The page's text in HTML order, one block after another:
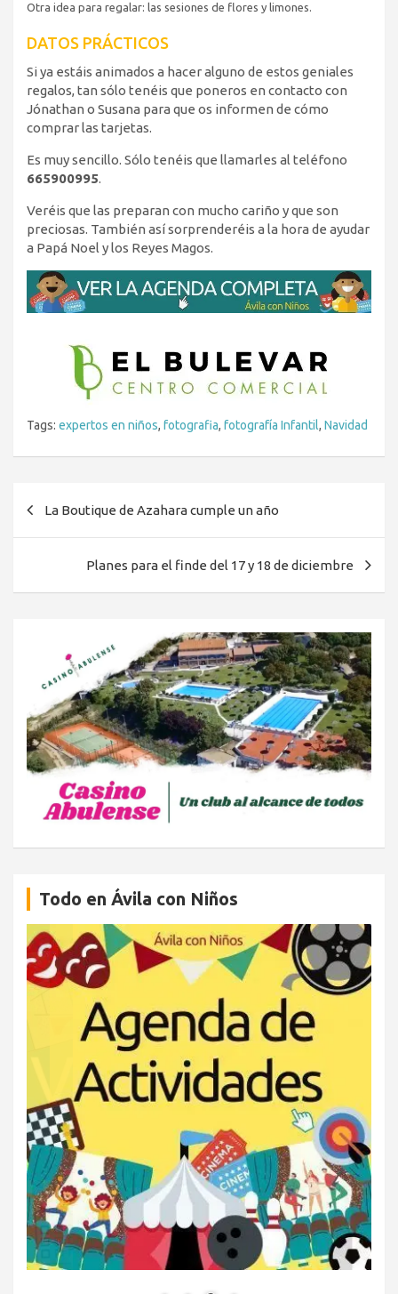
Otra idea para regalar: las sesiones de flores y limones.
DATOS PRÁCTICOS
Si ya estáis animados a hacer alguno de estos geniales
regalos, tan sólo tenéis que poneros en contacto con
Jónathan o Susana para que os informen de cómo
comprar las tarjetas.
Es muy sencillo. Sólo tenéis que llamarles al teléfono
665900995.
Veréis que las preparan con mucho cariño y que son
preciosas. También así sorprenderéis a la hora de ayudar
a Papá Noel y los Reyes Magos.
Tags: expertos en niños, fotografia, fotografía Infantil, Navidad
entradas
La Boutique de Azahara cumple un año
Planes para el finde del 17 y 18 de diciembre
Todo en Ávila con Niños